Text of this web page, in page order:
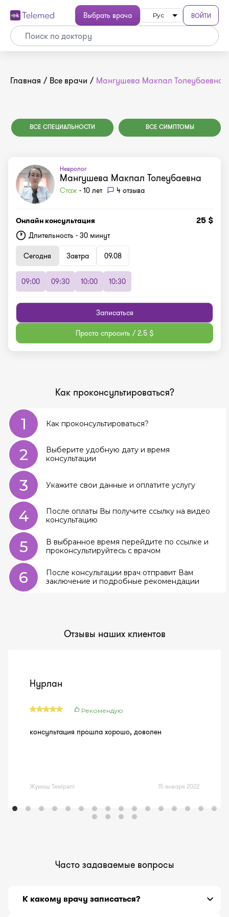
Выбрать врача Рус ВОЙТИ
Главная / Все врачи / Мангушева Макпал Толеубаевна
ВСЕ СПЕЦИАЛЬНОСТИ ВСЕ СИМПТОМЫ
Невролог
Мангушева Макпал Толеубаевна
Стаж - 10 лет 4 отзыва
Онлайн консультация 25 $
Длительность - 30 минут
Сегодня
Завтра 09.08
09:00 09:30 10:00 10:30
Записаться
Просто спросить / 2.5 $
Как проконсультироваться?
1 Как проконсультироваться?
2
Выберите удобную дату и время
консультации
3 Укажите свои данные и оплатите услугу
4
После оплаты Вы получите ссылку на видео
консультацию
5
В выбранное время перейдите по ссылке и
проконсультируйтесь с врачом
6
После консультации врач отправит Вам
заключение и подробные рекомендации
Отзывы наших клиентов
Нурлан
Рекомендую
консультация прошла хорошо, доволен
Жұмаш Темірәлі 15 января 2022
Часто задаваемые вопросы
К какому врачу записаться?